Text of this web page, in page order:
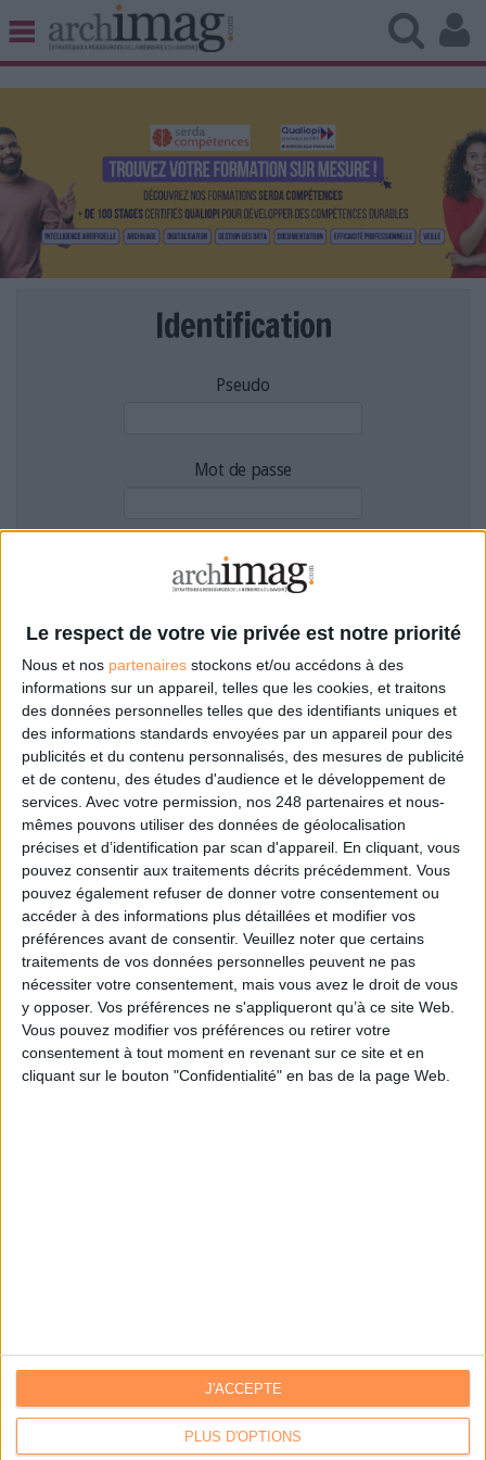
Le respect de votre vie privée est notre priorité
Nous et nos partenaires stockons et/ou accédons à des
informations sur un appareil, telles que les cookies, et traitons
des données personnelles telles que des identifiants uniques et
des informations standards envoyées par un appareil pour des
publicités et du contenu personnalisés, des mesures de publicité
et de contenu, des études d'audience et le développement de
services. Avec votre permission, nos 248 partenaires et nous-
mêmes pouvons utiliser des données de géolocalisation
précises et d’identification par scan d'appareil. En cliquant, vous
pouvez consentir aux traitements décrits précédemment. Vous
pouvez également refuser de donner votre consentement ou
accéder à des informations plus détaillées et modifier vos
préférences avant de consentir. Veuillez noter que certains
traitements de vos données personnelles peuvent ne pas
nécessiter votre consentement, mais vous avez le droit de vous
y opposer. Vos préférences ne s'appliqueront qu’à ce site Web.
Vous pouvez modifier vos préférences ou retirer votre
consentement à tout moment en revenant sur ce site et en
cliquant sur le bouton "Confidentialité" en bas de la page Web.
PLUS D'OPTIONS
J'ACCEPTE
BIBLIOTHÈQUE ÉDITION
UNIVERS DATA
TRAVAIL COLLABORATIF
VIE NUMÉRIQUE
NUMÉRIQUE RESPONSABLE
LES LIVRES BLANCS
LES SUPPLÉMENTS
NOS OFFRES D'ABONNEMENTS
Identification
Pseudo
Mot de passe
Filtre anti-spam
Mot de passe oublié ?
Pas encore de compte?
Je m'inscris pour commenter les articles
ou déposer mon CV
Je m'inscris sur Archimag.com
Communiquer avec Archimag|Communiquer avec ACE